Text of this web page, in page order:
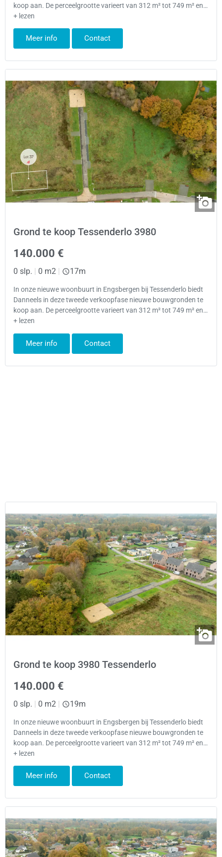
koop aan. De perceelgrootte varieert van 312 m² tot 749 m² en…
+ lezen
Meer info Contact
Grond te koop Tessenderlo 3980
140.000 €
0 slp. | 0 m2 | 17m
In onze nieuwe woonbuurt in Engsbergen bij Tessenderlo biedt
Danneels in deze tweede verkoopfase nieuwe bouwgronden te
koop aan. De perceelgrootte varieert van 312 m² tot 749 m² en…
+ lezen
Meer info Contact
Grond te koop 3980 Tessenderlo
140.000 €
0 slp. | 0 m2 | 19m
In onze nieuwe woonbuurt in Engsbergen bij Tessenderlo biedt
Danneels in deze tweede verkoopfase nieuwe bouwgronden te
koop aan. De perceelgrootte varieert van 312 m² tot 749 m² en…
+ lezen
Meer info Contact